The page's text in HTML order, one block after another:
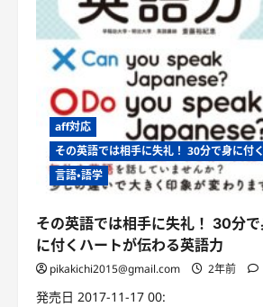
aff対応
その英語では相手に失礼！ 30分で身に付
言語・語学
その英語では相手に失礼！ 30分で
に付くハートが伝わる英語力
pikakichi2015@gmail.com 2年前
発売日 2017-11-17 00: